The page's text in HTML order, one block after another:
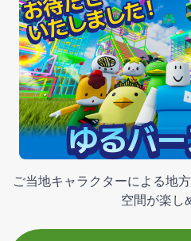
ご当地キャラクターによる地
空間が楽し